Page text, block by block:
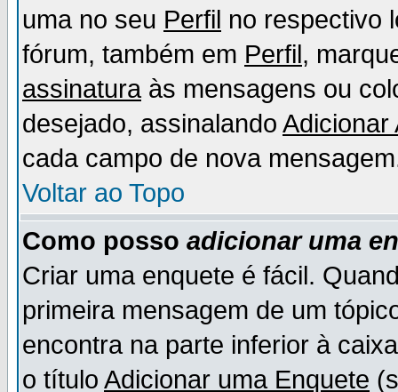
uma no seu Perfil no respectivo
fórum, também em Perfil,
assinaturaàs mensagens ou
desejado, assinalando Adicionar
cada campo de nova
Voltar ao Topo
Como posso adicionar uma
Criar uma enquete é fácil.
primeira mensagem de um
encontra na parte inferior à
o título Adicionar uma Enquete